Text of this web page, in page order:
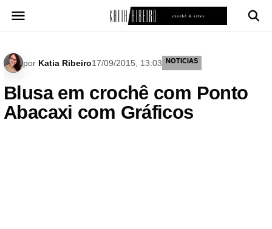
para
por Katia Ribeiro17/09/2015, 13:03 NOTICIAS
Blusa em crochê com Ponto
Abacaxi com Gráficos